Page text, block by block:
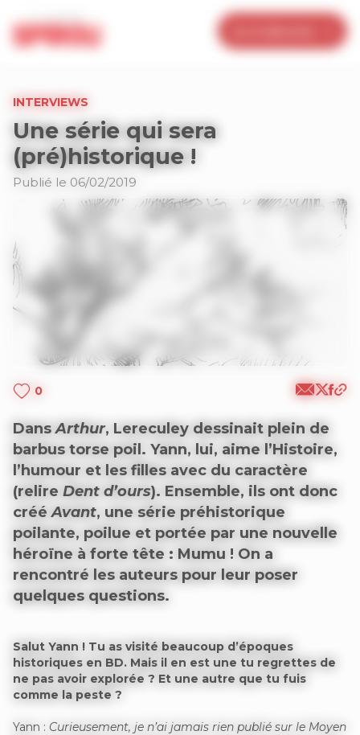
INTERVIEWS
Une série qui sera
(pré)historique !
Publié le 06/02/2019
0
DansArthur, Lereculey dessinait plein de
barbus torse poil. Yann, lui, aime l’Histoire,
l’humour et les filles avec du caractère
(relire Dent d’ours). Ensemble, ils ont donc
crééAvant, une série préhistorique
poilante, poilue et portée par une nouvelle
héroïne à forte tête : Mumu ! On a
rencontré les auteurs pour leur poser
quelques questions.
Salut Yann ! Tu as visité beaucoup d’époques
historiques en BD. Mais il en est une tu regrettes de
ne pas avoir explorée ? Et une autre que tu fuis
comme la peste ?
Yann : Curieusement, je n’ai jamais rien publié sur le Moyen